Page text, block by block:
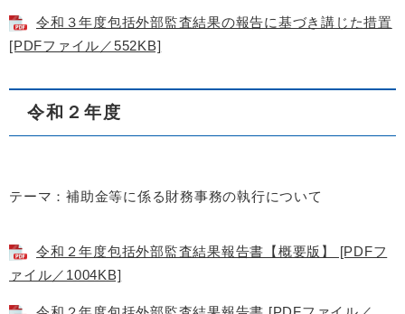
令和３年度包括外部監査結果の報告に基づき講じた措置
[PDFファイル／552KB]
令和２年度
テーマ：補助金等に係る財務事務の執行について
令和２年度包括外部監査結果報告書【概要版】 [PDFフ
ァイル／1004KB]